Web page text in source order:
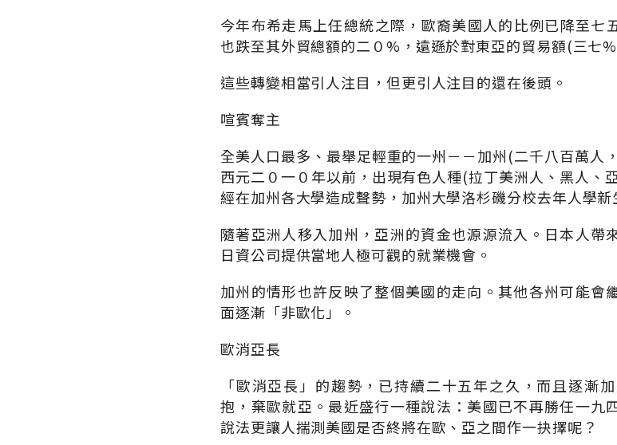
今年布希走馬上任總統之際，歐裔美國人的比例已降至七
也跌至其外貿總額的二０%，遠遜於對東亞的貿易額(三七
這些轉變相當引人注目，但更引人注目的還在後頭。
喧賓奪主
全美人口最多、最舉足輕重的一州－－加州(二千八百萬人
西元二０一０年以前，出現有色人種(拉丁美洲人、黑人、
經在加州各大學造成聲勢，加州大學洛杉磯分校去年人學新
隨著亞洲人移入加州，亞洲的資金也源源流入。日本人帶
日資公司提供當地人極可觀的就業機會。
加州的情形也許反映了整個美國的走向。其他各州可能會
面逐漸「非歐化」。
歐消亞長
「歐消亞長」的趨勢，已持續二十五年之久，而且逐漸
抱，棄歐就亞。最近盛行一種說法：美國已不再勝任一九
說法更讓人揣測美國是否終將在歐、亞之間作一抉擇呢？